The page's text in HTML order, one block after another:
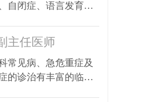
自闭症、语言发育迟
主任医师
常见病、急危重症及
的诊治有丰富的临床